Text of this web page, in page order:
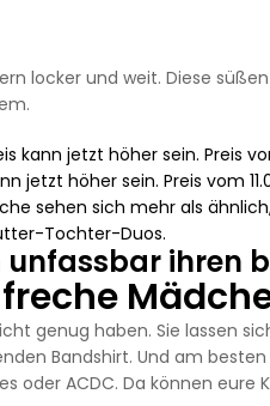
locker und weit. Diese
kann jetzt höher sein. Preis
jetzt höher sein. Preis vom
sehen sich mehr als
Tochter-Duos.
unfassbar ihren
genug haben. Sie lassen
Bandshirt. Und am
oder ACDC. Da können eure